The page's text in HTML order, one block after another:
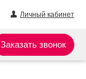
Личный кабинет
Заказать звонок